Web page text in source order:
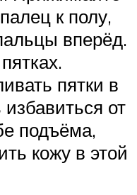
к полу,
вперёд.
пятки в
от
подъёма,
кожу в этой